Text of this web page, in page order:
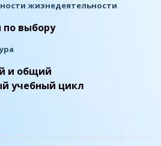
жизнедеятельности
выбору
и общий
учебный цикл